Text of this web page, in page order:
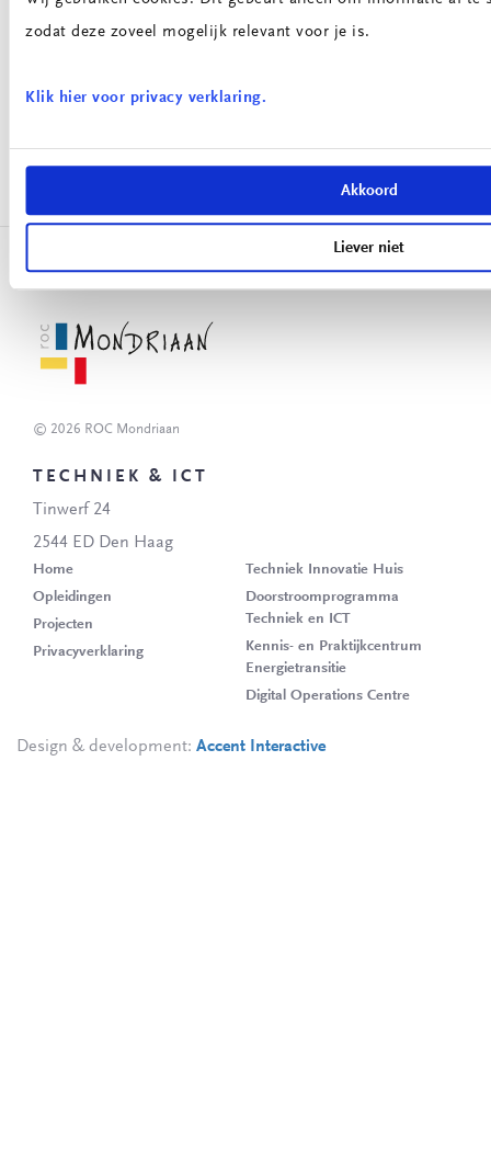
zodat deze zoveel mogelijk relevant voor je is.
Klik hier voor privacy verklaring.
Akkoord
Liever niet
© 2026 ROC Mondriaan
TECHNIEK & ICT
Tinwerf 24
2544 ED Den Haag
Home
Opleidingen
Projecten
Privacyverklaring
Techniek Innovatie Huis
Doorstroomprogramma
Techniek en ICT
Kennis- en Praktijkcentrum
Energietransitie
Digital Operations Centre
Design & development: Accent Interactive